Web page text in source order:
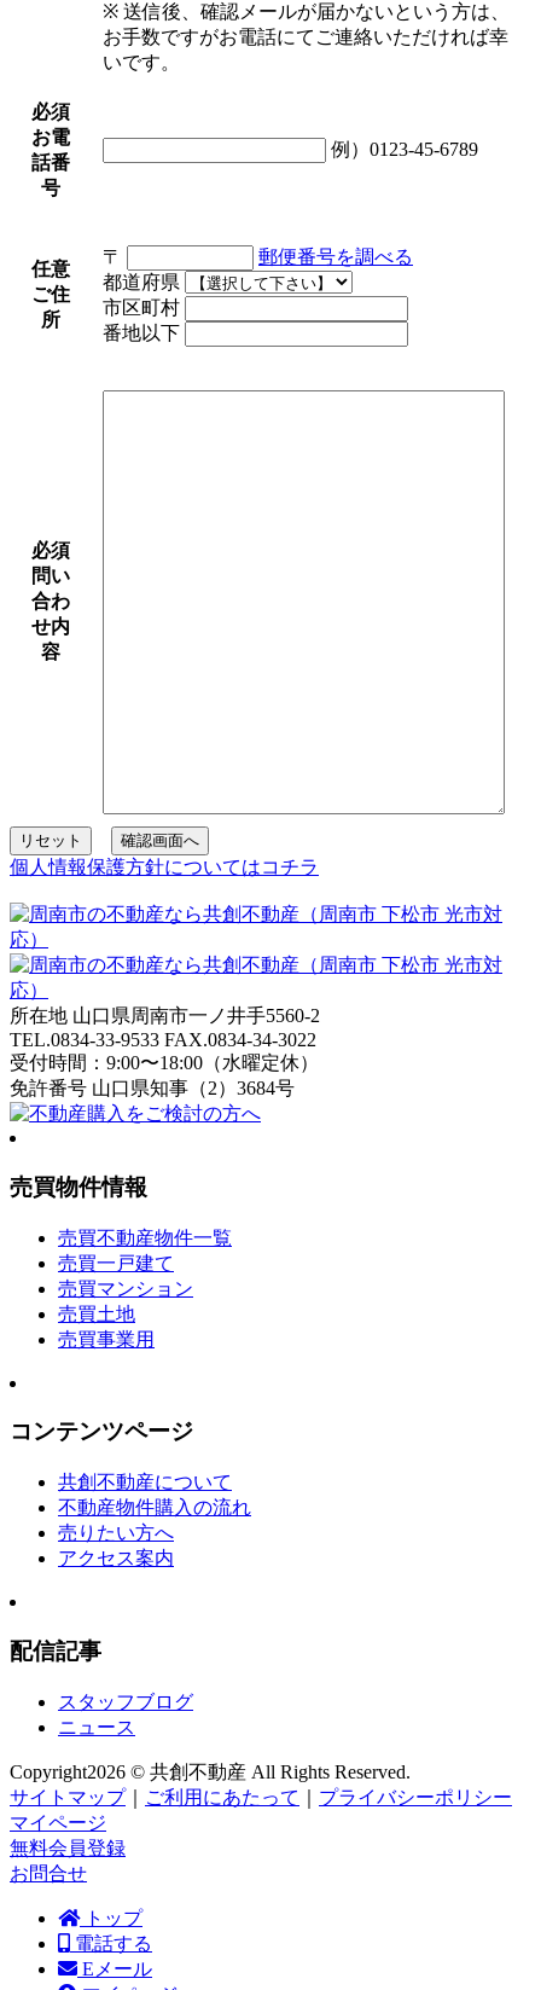
※ 送信後、確認メールが届かないという方は、
お手数ですがお電話にてご連絡いただければ幸
いです。
必須
お電
話番
号
例）0123-45-6789
任意
ご住
所
〒
郵便番号を調べる
都道府県
市区町村
番地以下
必須
問い
合わ
せ内
容
リセット 確認画面へ
個人情報保護方針についてはコチラ
所在地 山口県周南市一ノ井手5560-2
TEL.0834-33-9533 FAX.0834-34-3022
受付時間：9:00〜18:00（水曜定休）
免許番号 山口県知事（2）3684号
売買物件情報
売買不動産物件一覧
売買一戸建て
売買マンション
売買土地
売買事業用
コンテンツページ
共創不動産について
不動産物件購入の流れ
売りたい方へ
アクセス案内
配信記事
スタッフブログ
ニュース
Copyright2026 © 共創不動産 All Rights Reserved.
サイトマップ｜ ご利用にあたって
プライバシーポリシー
マイページ
無料会員登録
お問合せ
トップ
電話する
Eメール